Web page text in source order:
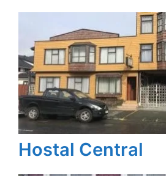
Hostal Central